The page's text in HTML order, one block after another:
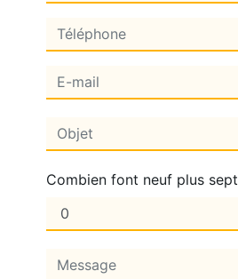
Combien font neuf plus sept